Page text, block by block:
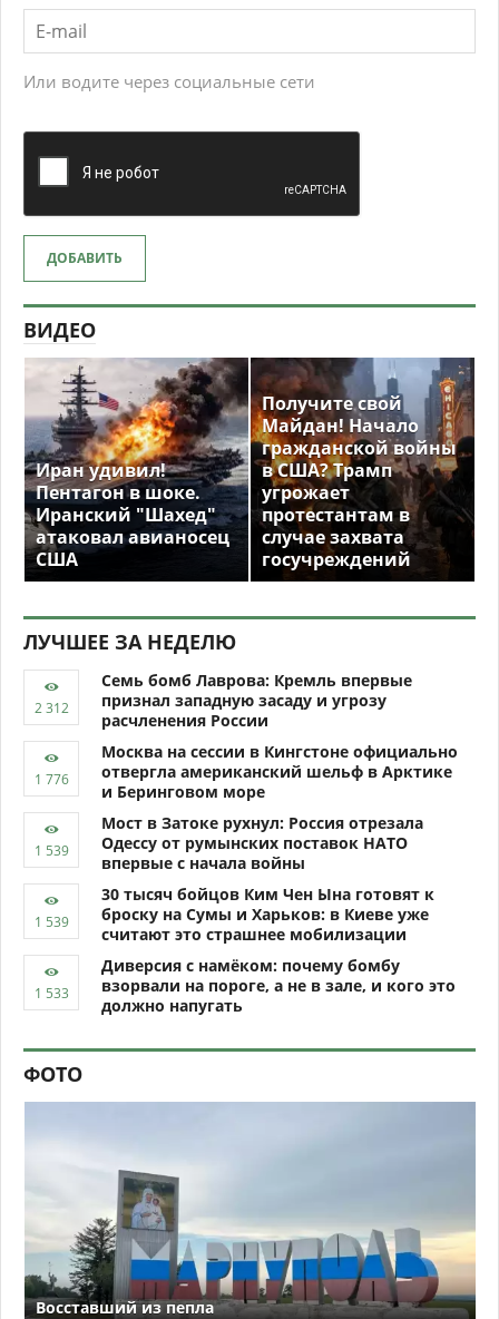
Или водите через социальные сети
ДОБАВИТЬ
ВИДЕО
Иран удивил!
Пентагон в шоке.
Иранский "Шахед"
атаковал авианосец
США
Получите свой
Майдан! Начало
гражданской войны
в США? Трамп
угрожает
протестантам в
случае захвата
госучреждений
ЛУЧШЕЕ ЗА НЕДЕЛЮ
Семь бомб Лаврова: Кремль впервые
признал западную засаду и угрозу
расчленения России
Москва на сессии в Кингстоне официально
отвергла американский шельф в Арктике
и Беринговом море
Мост в Затоке рухнул: Россия отрезала
Одессу от румынских поставок НАТО
впервые с начала войны
30 тысяч бойцов Ким Чен Ына готовят к
броску на Сумы и Харьков: в Киеве уже
считают это страшнее мобилизации
Диверсия с намёком: почему бомбу
взорвали на пороге, а не в зале, и кого это
должно напугать
ФОТО
Восставший из пепла